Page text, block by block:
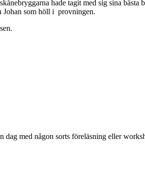
hade tagit med sig sina
Johan som höll i provningen.
med någon sorts föreläsning eller